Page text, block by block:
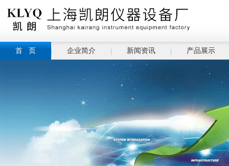
首 页 企业简介 新闻资讯 产品展示